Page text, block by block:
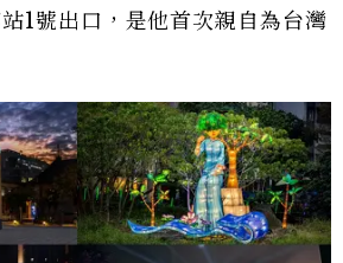
1號出口，是他首次親自為台灣